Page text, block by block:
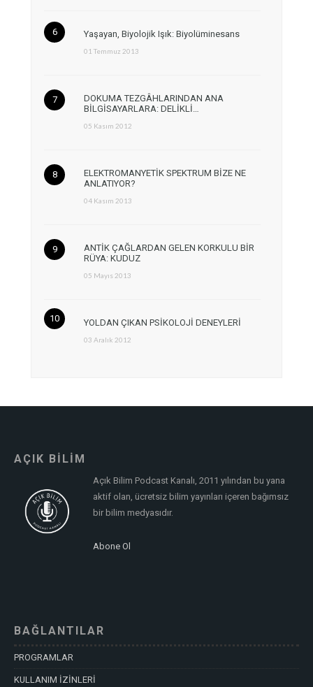
Yaşayan, Biyolojik Işık: Biyolüminesans
01 Temmuz 2013
DOKUMA TEZGÂHLARINDAN ANA
BİLGİSAYARLARA: DELİKLİ…
05 Kasım 2012
ELEKTROMANYETİK SPEKTRUM BİZE NE
ANLATIYOR?
04 Kasım 2013
ANTİK ÇAĞLARDAN GELEN KORKULU BİR
RÜYA: KUDUZ
05 Mayıs 2013
YOLDAN ÇIKAN PSİKOLOJİ DENEYLERİ
03 Aralık 2012
AÇIK BİLİM
Açık Bilim Podcast Kanalı, 2011 yılından bu yana
aktif olan, ücretsiz bilim yayınları içeren bağımsız
bir bilim medyasıdır.
Abone Ol
BAĞLANTILAR
PROGRAMLAR
KULLANIM İZİNLERİ